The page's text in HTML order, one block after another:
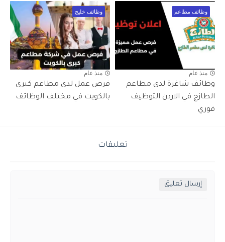
وظائف مطاعم
منذ عام
وظائف شاغرة لدى مطاعم
الطازج في الاردن التوظيف
فوري
وظائف خليج
منذ عام
فرص عمل لدى مطاعم كبرى
بالكويت في مختلف الوظائف
تعليقات
إرسال تعليق